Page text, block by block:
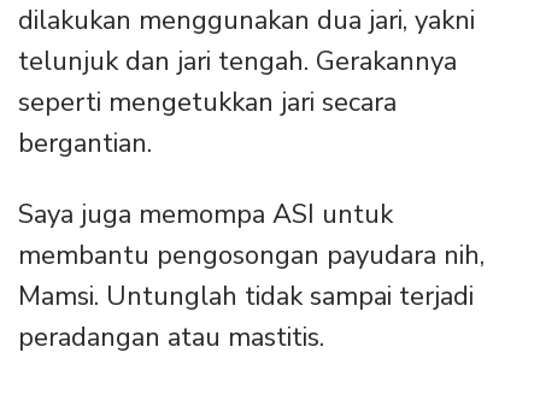
dilakukan menggunakan dua jari, yakni
telunjuk dan jari tengah. Gerakannya
seperti mengetukkan jari secara
bergantian.
Saya juga memompa ASI untuk
membantu pengosongan payudara nih,
Mamsi. Untunglah tidak sampai terjadi
peradangan atau mastitis.